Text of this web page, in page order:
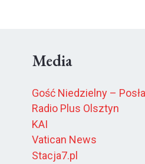
Media
Gość Niedzielny –
Radio Plus Olsztyn
KAI
Vatican News
Stacja7.pl